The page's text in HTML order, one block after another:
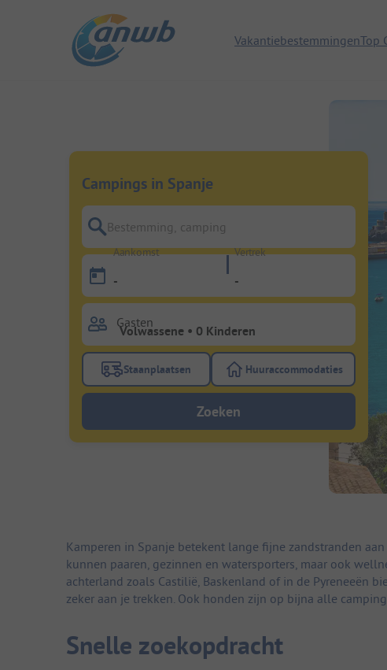
VakantiebestemmingenTop
Campings in Spanje
Bestemming, camping
Aankomst
-
Vertrek
-
Gasten
Gebruik de filterknop staanplaatsen om te zoeken
Staanplaatsen Gebruik de filterknop
Huuraccommodaties
Zoeken
Kamperen in Spanje betekent lange fijne zandstranden
kunnen paaren, gezinnen en watersporters, maar ook
achterland zoals Castilië, Baskenland of in de Pyreneeën
zeker aan je trekken. Ook honden zijn op bijna alle
Snelle zoekopdracht